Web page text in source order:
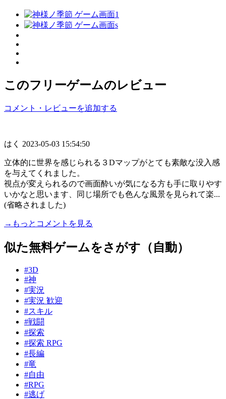
このフリーゲームのレビュー
コメント・レビューを追加する
はく 2023-05-03 15:54:50
立体的に世界を感じられる３Dマップがとても素敵な没入感
を与えてくれました。
視点が変えられるので画面酔いが気になる方も手に取りやす
いかなと思います、同じ場所でも色んな風景を見られて楽...
(省略されました)
→もっとコメントを見る
似た無料ゲームをさがす（自動）
#3D
#神
#実況
#実況 歓迎
#スキル
#戦闘
#探索
#探索 RPG
#長編
#竜
#自由
#RPG
#逃げ